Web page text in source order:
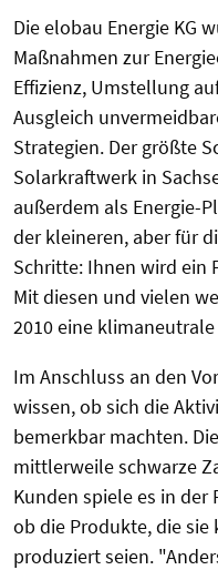
Die elobau Energie KG
Maßnahmen zur
Effizienz, Umstellung
Ausgleich
Strategien. Der größte
Solarkraftwerk in
außerdem als Energie-
der kleineren, aber für
Schritte: Ihnen wird ein
Mit diesen und vielen
2010 eine
Im Anschluss an den
wissen, ob sich die
bemerkbar machten.
mittlerweile schwarze
Kunden spiele es in der
ob die Produkte, die
produziert seien.